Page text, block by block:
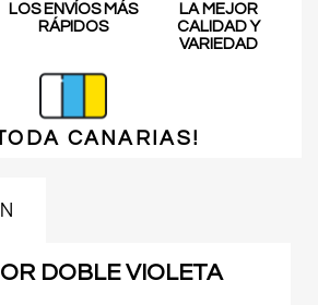
LOS ENVÍOS MÁS
RÁPIDOS
LA MEJOR
CALIDAD Y
VARIEDAD
CANARIAS!
DOBLE VIOLETA